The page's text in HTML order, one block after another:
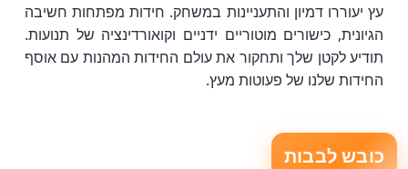
עץ יעוררו דמיון והתעניינות במשחק. חידות מפתחות חשיבה
הגיונית, כישורים מוטוריים ידניים וקואורדינציה של תנועות.
תודיע לקטן שלך ותחקור את עולם החידות המהנות עם אוסף
החידות שלנו של פעוטות מעץ.
כובש לבבות